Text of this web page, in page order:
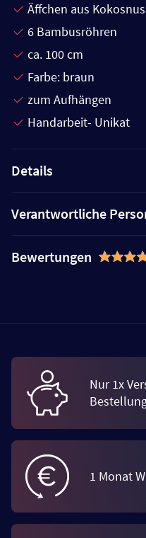
Äffchen aus
6 Bambusröhren
ca. 100 cm
Farbe: braun
zum Aufhängen
Handarbeit- Unikat
Details
Verantwortliche
Bewertungen
Nur 1x
1 Monat